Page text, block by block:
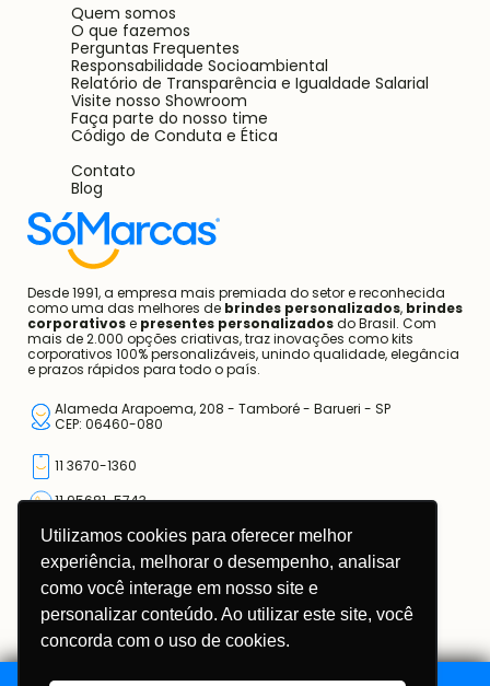
Utilizamos cookies para oferecer melhor
experiência, melhorar o desempenho, analisar
como você interage em nosso site e
personalizar conteúdo. Ao utilizar este site, você
concorda com o uso de cookies.
Desde 1991, a empresa mais premiada do setor e reconhecida
como uma das melhores de brindes personalizados, brindes
corporativose presentes personalizadosdo Brasil. Com
mais de 2.000 opções criativas, traz inovações como kits
corporativos 100% personalizáveis, unindo qualidade, elegância
e prazos rápidos para todo o país.
Alameda Arapoema, 208 - Tamboré - Barueri - SP
CEP: 06460-080
11 3670-1360
11 95681-5743
atendimento@somarcas.com.br
Mais do que Brindes, Presentes Corporativos!
SO MARCAS COMERCIAL LTDA.
CNPJ: 67.308.981/0001-00
Quem somos
O que fazemos
Perguntas Frequentes
Responsabilidade Socioambiental
Relatório de Transparência e Igualdade Salarial
Visite nosso Showroom
Faça parte do nosso time
Código de Conduta e Ética
Contato
Blog